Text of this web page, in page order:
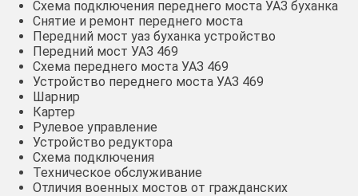
Схема подключения переднего моста УАЗ буханка
Снятие и ремонт переднего моста
Передний мост уаз буханка устройство
Передний мост УАЗ 469
Схема переднего моста УАЗ 469
Устройство переднего моста УАЗ 469
Шарнир
Картер
Рулевое управление
Устройство редуктора
Схема подключения
Техническое обслуживание
Отличия военных мостов от гражданских